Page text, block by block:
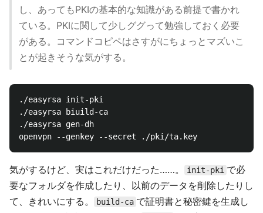
し、あってもPKIの基本的な知識がある前提で書かれ
ている。PKIに関して少しググって勉強しておく必要
がある。コマンドコピペはさすがにちょっとマズいこ
とが起きそうな気がする。
./easyrsa init-pki
./easyrsa biuild-ca
./easyrsa gen-dh
気がするけど、実はこれだけだった……。 init-pki で必
要なフォルダを作成したり、以前のデータを削除したりし
て、きれいにする。
build-ca で証明書と秘密鍵を生成し